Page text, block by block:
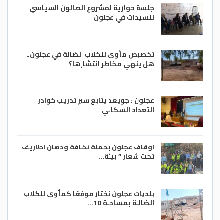
جلسة حوارية لمشروع الصالون السياسي
للسيدات في عجلون
تخصيص مأوى للكلاب الضالة في عجلون..
هل ينهي مخاطر انتشارها؟
عجلون : جويعد يتابع سير تدريب كوادر
التعداد السكاني
اوقاف عجلون بحملة نظافة ودهان اطاريف
تحت شعار ” بيئة…
بلديات عجلون تختار موقعًا كمأوى للكلاب
الضالـة بمساحـة 10…